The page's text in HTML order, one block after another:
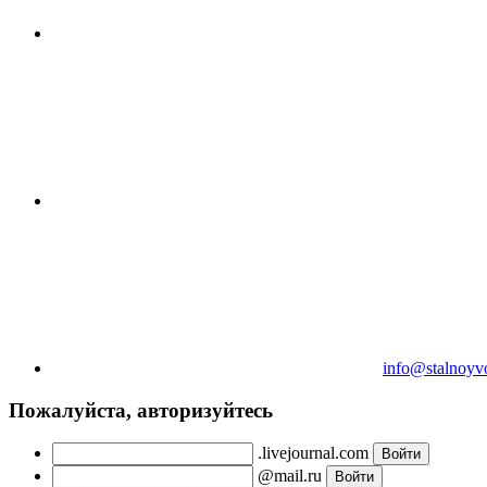
Пожалуйста, авторизуйтесь
.livejournal.com
@mail.ru